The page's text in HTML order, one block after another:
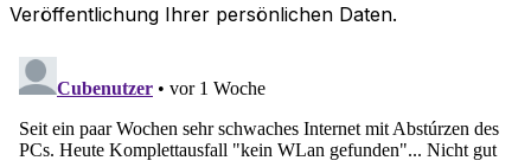
Veröffentlichung Ihrer persönlichen Daten.